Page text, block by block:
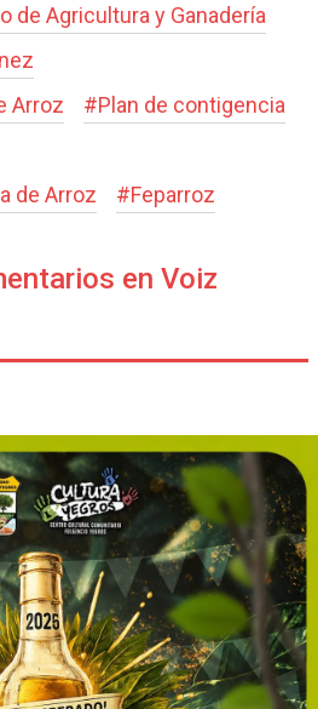
de Agricultura y Ganadería
Arroz #Plan de contigencia
de Arroz #Feparroz
en Voiz